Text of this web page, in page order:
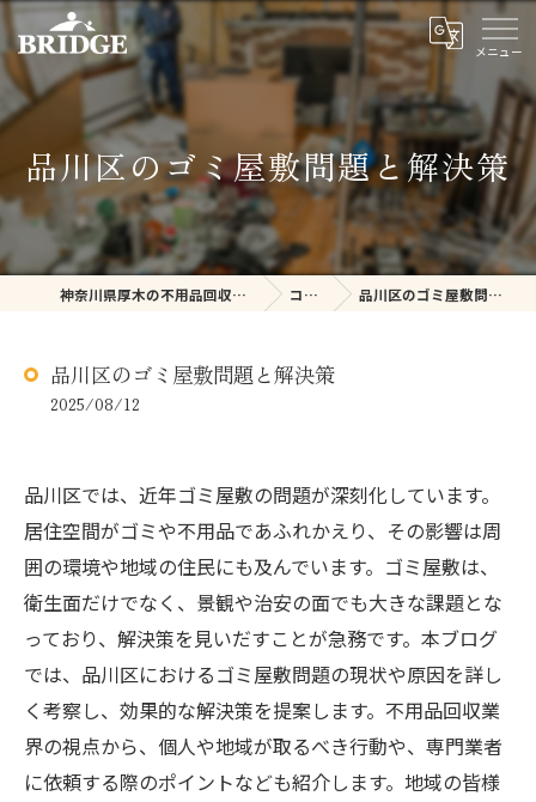
品川区のゴミ屋敷問題と解決策
神奈川県厚木の不用品回収ならBRIDGE コラム 品川区のゴミ屋敷問題と解決策
品川区のゴミ屋敷問題と解決策
2025/08/12
品川区では、近年ゴミ屋敷の問題が深刻化しています。
居住空間がゴミや不用品であふれかえり、その影響は周
囲の環境や地域の住民にも及んでいます。ゴミ屋敷は、
衛生面だけでなく、景観や治安の面でも大きな課題とな
っており、解決策を見いだすことが急務です。本ブログ
では、品川区におけるゴミ屋敷問題の現状や原因を詳し
く考察し、効果的な解決策を提案します。不用品回収業
界の視点から、個人や地域が取るべき行動や、専門業者
に依頼する際のポイントなども紹介します。地域の皆様